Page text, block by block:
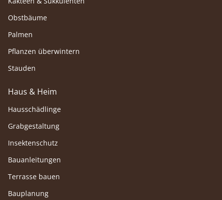
Obstbäume
Palmen
Pflanzen überwintern
Stauden
Haus & Heim
Hausschädlinge
Grabgestaltung
Insektenschutz
Bauanleitungen
Terrasse bauen
Bauplanung